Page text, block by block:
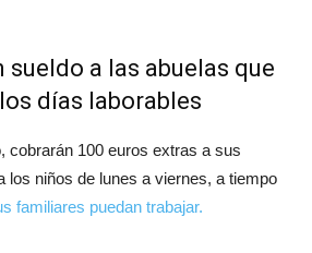
sueldo a las abuelas que
días laborables
cobrarán 100 euros extras a sus
los niños de lunes a viernes, a tiempo
familiares puedan trabajar.